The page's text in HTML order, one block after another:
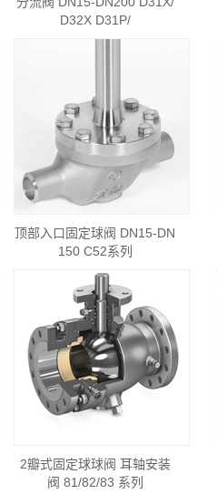
D32X D31P/
顶部入口固定球阀 DN15-DN
150 C52系列
2瓣式固定球球阀 耳轴安装
阀 81/82/83 系列